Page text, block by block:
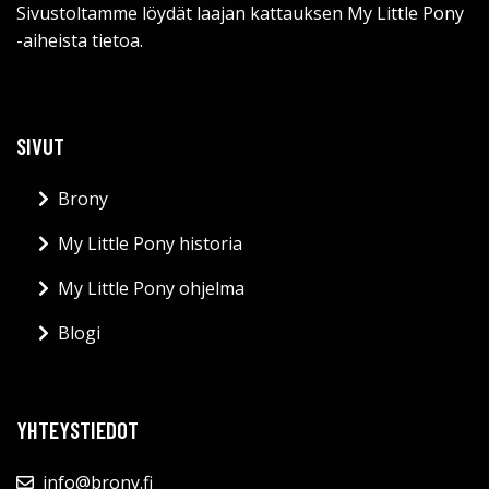
Sivustoltamme löydät laajan kattauksen My Little Pony
-aiheista tietoa.
SIVUT
Brony
My Little Pony historia
My Little Pony ohjelma
Blogi
YHTEYSTIEDOT
info@brony.fi